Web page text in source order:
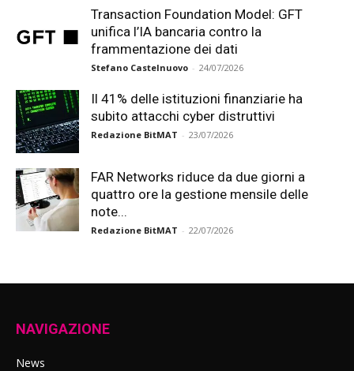
Transaction Foundation Model: GFT
unifica l’IA bancaria contro la
frammentazione dei dati
Stefano Castelnuovo - 24/07/2026
Il 41% delle istituzioni finanziarie ha
subito attacchi cyber distruttivi
Redazione BitMAT - 23/07/2026
FAR Networks riduce da due giorni a
quattro ore la gestione mensile delle
note...
Redazione BitMAT - 22/07/2026
NAVIGAZIONE
News